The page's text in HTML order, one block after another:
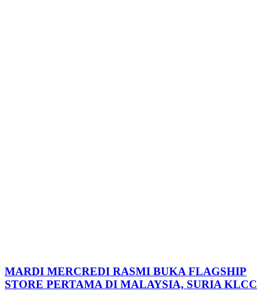
MARDI MERCREDI RASMI BUKA FLAGSHIP
STORE PERTAMA DI MALAYSIA, SURIA KLCC